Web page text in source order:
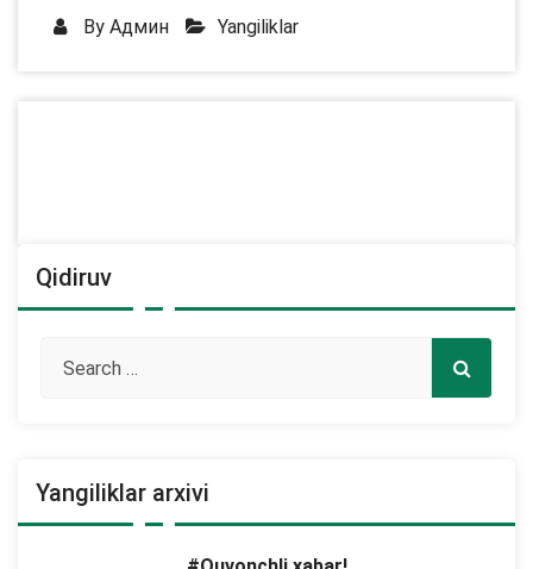
By Админ Yangiliklar
Qidiruv
Yangiliklar arxivi